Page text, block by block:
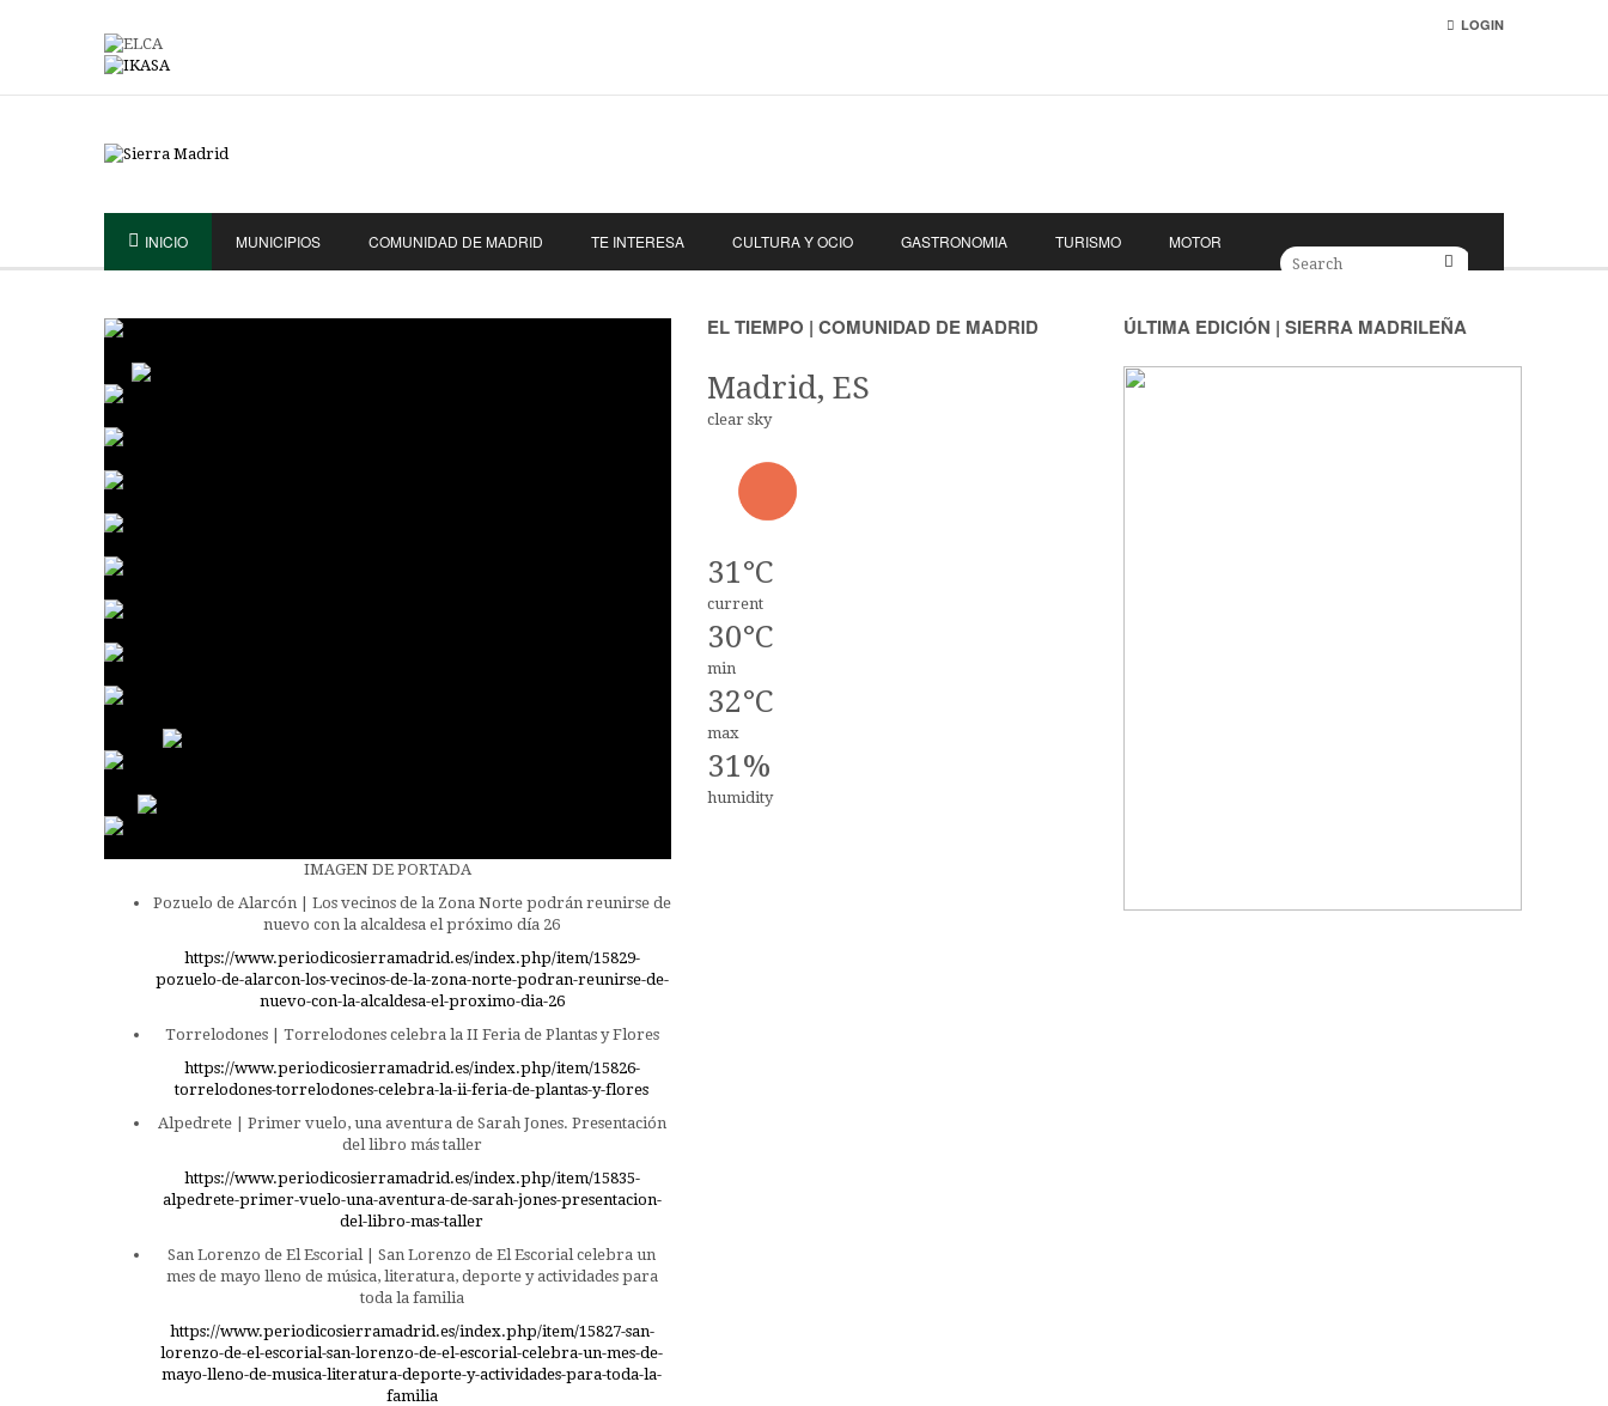
LOGIN
INICIO MUNICIPIOS COMUNIDAD DE MADRID TE INTERESA CULTURA Y OCIO GASTRONOMIA TURISMO MOTOR
IMAGEN DE PORTADA
Pozuelo de Alarcón | Los vecinos de la Zona Norte podrán reunirse de
nuevo con la alcaldesa el próximo día 26
https://www.periodicosierramadrid.es/index.php/item/15829-
pozuelo-de-alarcon-los-vecinos-de-la-zona-norte-podran-reunirse-de-
nuevo-con-la-alcaldesa-el-proximo-dia-26
Torrelodones | Torrelodones celebra la II Feria de Plantas y Flores
https://www.periodicosierramadrid.es/index.php/item/15826-
torrelodones-torrelodones-celebra-la-ii-feria-de-plantas-y-flores
Alpedrete | Primer vuelo, una aventura de Sarah Jones. Presentación
del libro más taller
https://www.periodicosierramadrid.es/index.php/item/15835-
alpedrete-primer-vuelo-una-aventura-de-sarah-jones-presentacion-
del-libro-mas-taller
San Lorenzo de El Escorial | San Lorenzo de El Escorial celebra un
mes de mayo lleno de música, literatura, deporte y actividades para
toda la familia
https://www.periodicosierramadrid.es/index.php/item/15827-san-
lorenzo-de-el-escorial-san-lorenzo-de-el-escorial-celebra-un-mes-de-
mayo-lleno-de-musica-literatura-deporte-y-actividades-para-toda-la-
familia
EL TIEMPO | COMUNIDAD DE MADRID
Madrid, ES
clear sky
31°C
current
30°C
min
32°C
max
31%
humidity
ÚLTIMA EDICIÓN | SIERRA MADRILEÑA